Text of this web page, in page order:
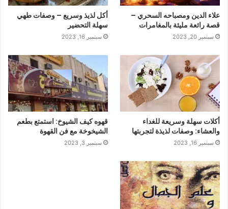
علاء الدين ومصباحه السحري –
قصة رائعة مليئة بالمغامرات
سبتمبر 20, 2023
أكل لذيذ وسريع – وصفات طهي
سهلة التحضير
سبتمبر 16, 2023
أكلات سهلة وسريعة للغداء
والعشاء: وصفات لذيذة لتجربتها
سبتمبر 16, 2023
قهوه كيف الشيوخ: استمتع بطعم
الشيخوخة مع فن القهوة
سبتمبر 3, 2023